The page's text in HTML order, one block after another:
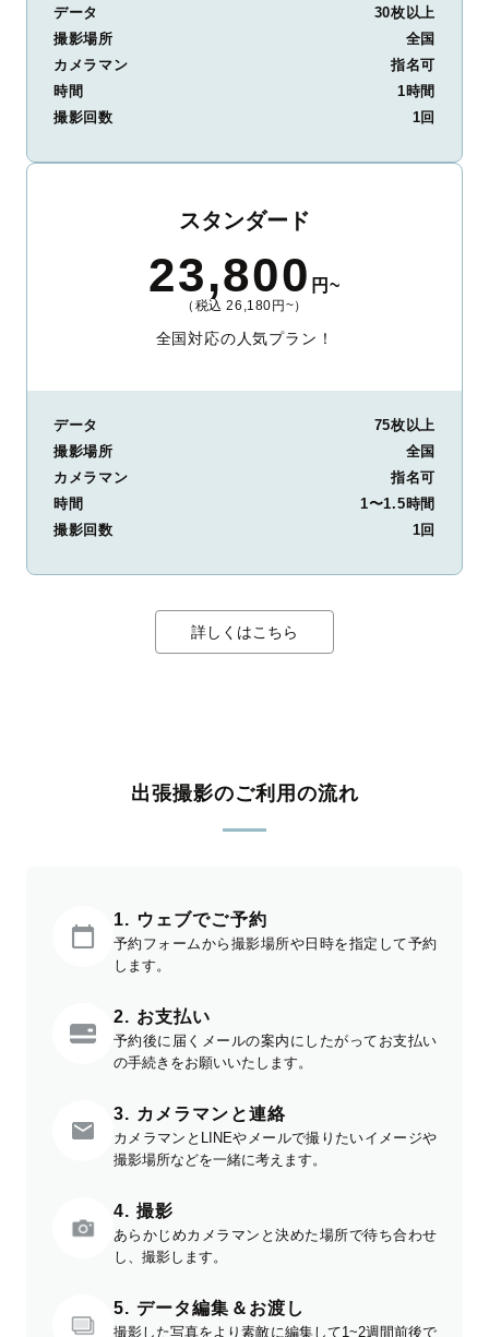
データ
30枚以上
撮影場所
全国
カメラマン
指名可
時間
1時間
撮影回数
1回
スタンダード
23,800 円~
（税込 26,180円~）
全国対応の人気プラン！
データ
75枚以上
撮影場所
全国
カメラマン
指名可
時間
1〜1.5時間
撮影回数
1回
詳しくはこちら
出張撮影のご利用の流れ
1. ウェブでご予約
予約フォームから撮影場所や日時を指定して予約
します。
2. お支払い
予約後に届くメールの案内にしたがってお支払い
の手続きをお願いいたします。
3. カメラマンと連絡
カメラマンとLINEやメールで撮りたいイメージや
撮影場所などを一緒に考えます。
4. 撮影
あらかじめカメラマンと決めた場所で待ち合わせ
し、撮影します。
5. データ編集＆お渡し
撮影した写真をより素敵に編集して1~2週間前後で